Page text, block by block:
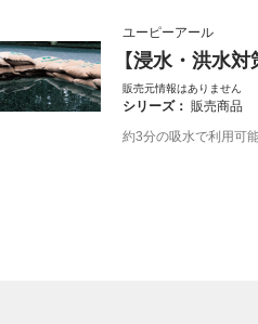
ユーピーアール
【浸水・洪水
販売元情報はありません
シリーズ： 販売商品
約3分の吸水で利用可